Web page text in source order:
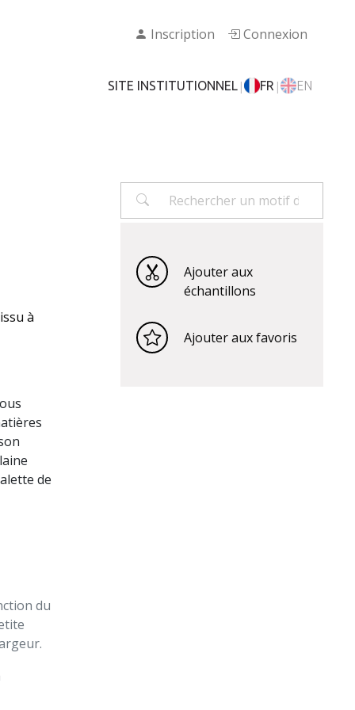
Inscription
Connexion
SITE INSTITUTIONNEL | FR | EN
à
de
du
Ajouter aux
échantillons
Ajouter aux favoris